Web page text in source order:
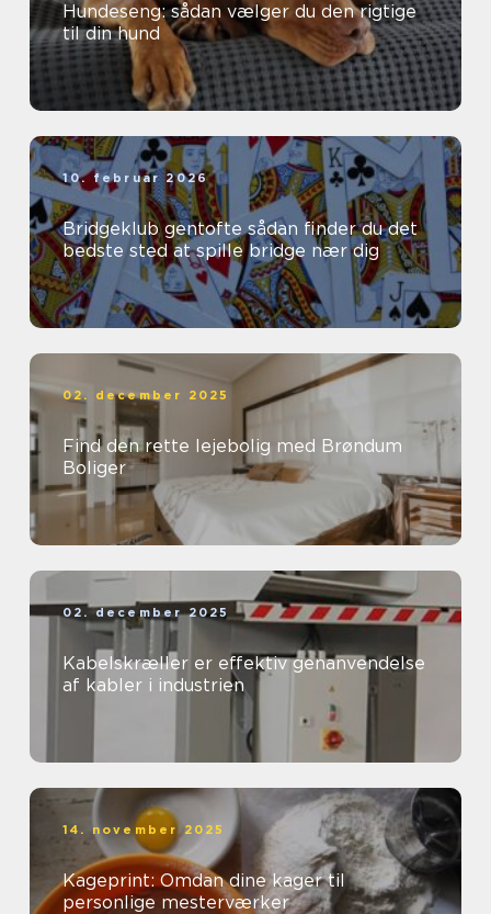
Hundeseng: sådan vælger du den rigtige
til din hund
10. februar 2026
Bridgeklub gentofte sådan finder du det
bedste sted at spille bridge nær dig
02. december 2025
Find den rette lejebolig med Brøndum
Boliger
02. december 2025
Kabelskræller er effektiv genanvendelse
af kabler i industrien
14. november 2025
Kageprint: Omdan dine kager til
personlige mesterværker